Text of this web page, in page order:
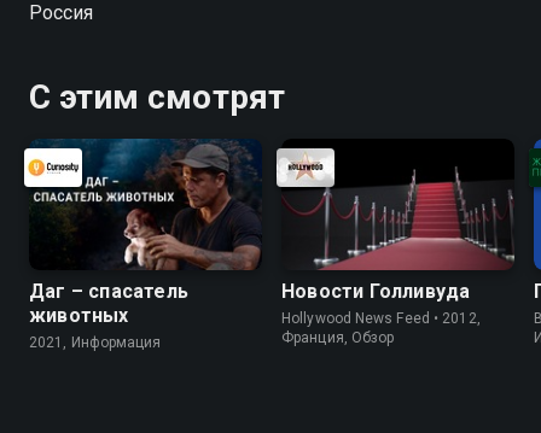
Россия
С этим смотрят
Даг – спасатель
животных
2021, Информация
Новости Голливуда
Hollywood News Feed • 2012,
Франция, Обзор